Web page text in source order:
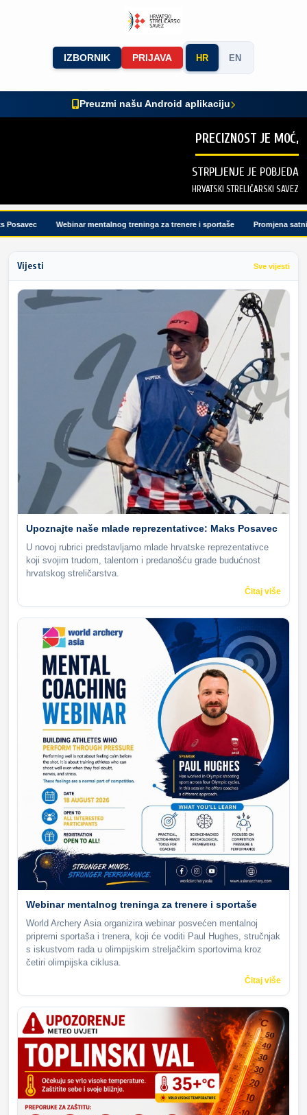
IZBORNIK PRIJAVA HR EN
Preuzmi našu Android aplikaciju
PRECIZNOST JE MOĆ,
STRPLJENJE JE POBJEDA
HRVATSKI STRELIČARSKI SAVEZ
Webinar mentalnog treninga za trenere i sportaše Promjena
Vijesti Sve vijesti
Upoznajte naše mlade reprezentativce: Maks Posavec
U novoj rubrici predstavljamo mlade hrvatske reprezentativce
koji svojim trudom, talentom i predanošću grade budućnost
hrvatskog streličarstva.
Čitaj više
Webinar mentalnog treninga za trenere i sportaše
World Archery Asia organizira webinar posvećen mentalnoj
pripremi sportaša i trenera, koji će voditi Paul Hughes, stručnjak
s iskustvom rada u olimpijskim streljačkim sportovima kroz
četiri olimpijska ciklusa.
Čitaj više